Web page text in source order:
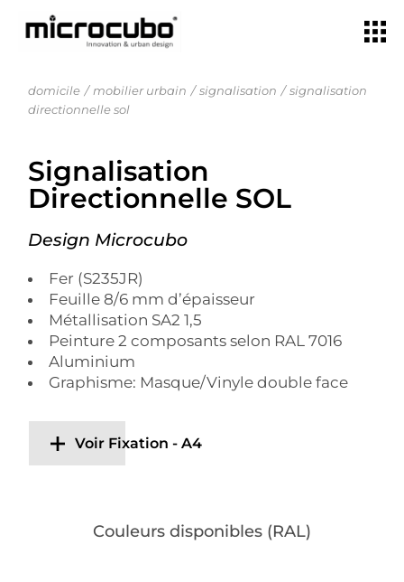
domicile mobilier urbain signalisation
signalisation
directionnelle sol
Signalisation
Directionnelle SOL
Design Microcubo
Fer (S235JR)
Feuille 8/6 mm d’épaisseur
Métallisation SA2 1,5
Peinture 2 composants selon RAL 7016
Aluminium
Graphisme: Masque/Vinyle double face
Voir Fixation - A4
Couleurs disponibles (RAL)